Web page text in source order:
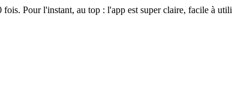
Pour l'instant, au top : l'app est super claire, facile à